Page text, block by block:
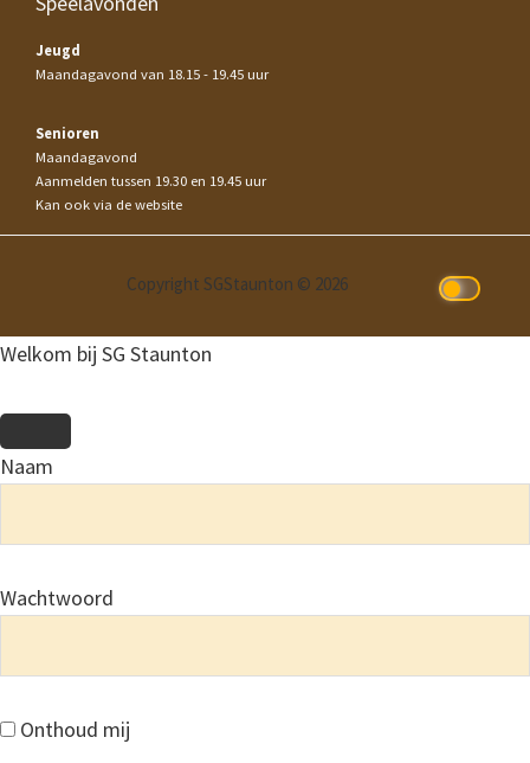
Jeugd
Maandagavond van 18.15 - 19.45 uur
Senioren
Maandagavond
Aanmelden tussen 19.30 en 19.45 uur
Kan ook via de website
Copyright SGStaunton © 2026
Welkom bij SG Staunton
Naam
Wachtwoord
Onthoud mij